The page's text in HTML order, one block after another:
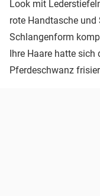
Look mit
rote Handtasche und
Schlangenform
Ihre Haare hatte sich
Pferdeschwanz